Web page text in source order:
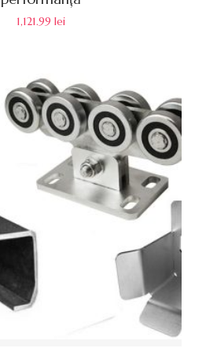
1,121.99 lei